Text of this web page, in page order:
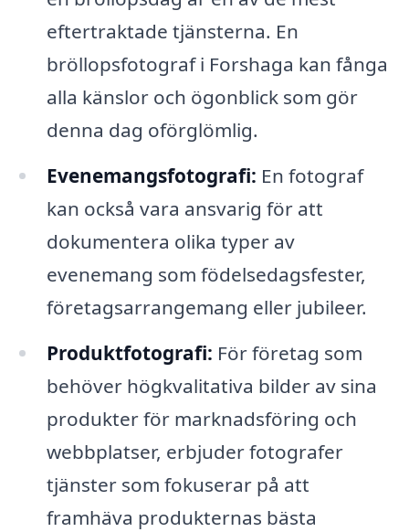
eftertraktade tjänsterna. En
bröllopsfotograf i Forshaga kan fånga
alla känslor och ögonblick som gör
denna dag oförglömlig.
Evenemangsfotografi: En fotograf
kan också vara ansvarig för att
dokumentera olika typer av
evenemang som födelsedagsfester,
företagsarrangemang eller jubileer.
Produktfotografi: För företag som
behöver högkvalitativa bilder av sina
produkter för marknadsföring och
webbplatser, erbjuder fotografer
tjänster som fokuserar på att
framhäva produkternas bästa